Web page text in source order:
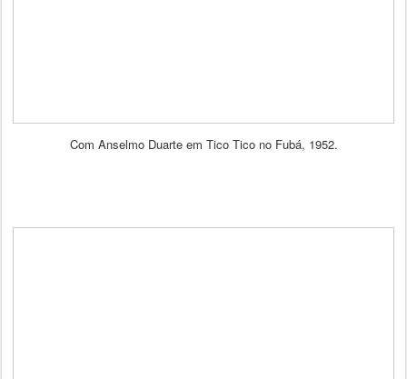
Com Anselmo Duarte em Tico Tico no Fubá, 1952.